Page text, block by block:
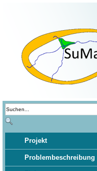
Projekt
Problembeschreibung